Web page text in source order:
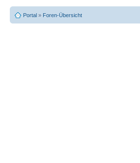
Portal » Foren-Übersicht